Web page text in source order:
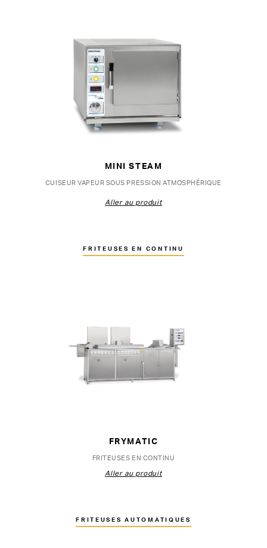
MINI STEAM
CUISEUR VAPEUR SOUS PRESSION ATMOSPHÉRIQUE
Aller au produit
FRITEUSES EN CONTINU
FRYMATIC
FRITEUSES EN CONTINU
Aller au produit
FRITEUSES AUTOMATIQUES